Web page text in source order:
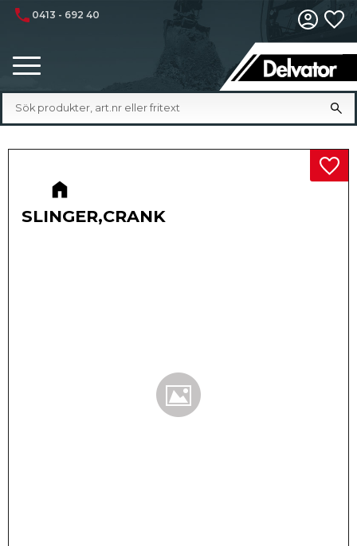
phone 0413 - 692 40
SLINGER,CRANK